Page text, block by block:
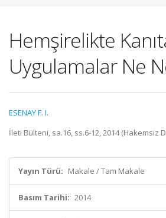
Hemşirelikte
Uygulamalar Ne
ESENAY F. I.
İleti Bülteni, sa.16, ss.6-12, 2014 (Hakemsiz
Yayın Türü: Makale / Tam Makale
Basım Tarihi: 2014